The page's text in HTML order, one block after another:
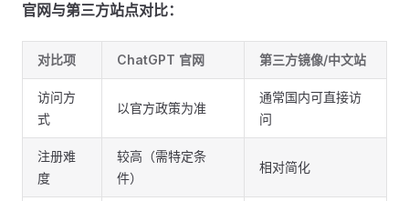
官网与第三方站点对比：
对比项 ChatGPT 官网 第三方镜像/中文站
访问方
式
以官方政策为准
通常国内可直接访
问
注册难
度
较高（需特定条
件）
相对简化